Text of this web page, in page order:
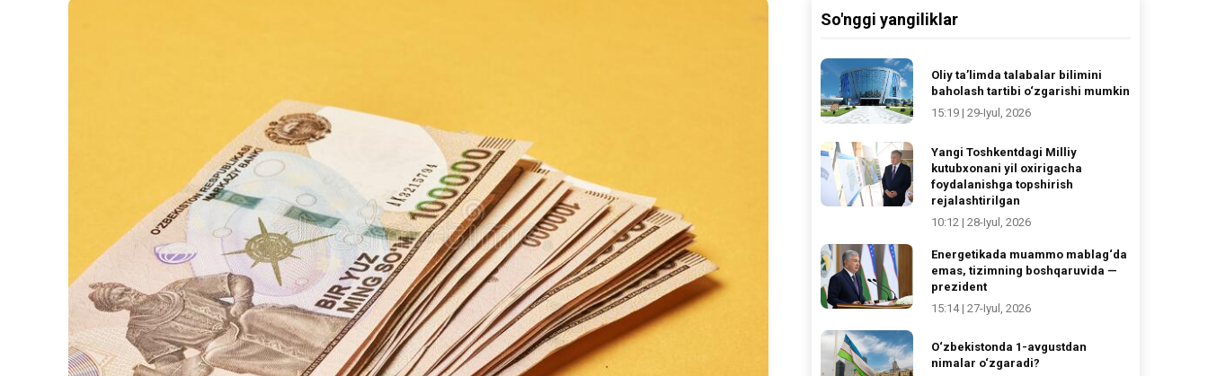
So'nggi yangiliklar
Oliy ta’limda talabalar bilimini
baholash tartibi o‘zgarishi mumkin
15:19 | 29-Iyul, 2026
Yangi Toshkentdagi Milliy
kutubxonani yil oxirigacha
foydalanishga topshirish
rejalashtirilgan
10:12 | 28-Iyul, 2026
Energetikada muammo mablag‘da
emas, tizimning boshqaruvida —
prezident
15:14 | 27-Iyul, 2026
O‘zbekistonda 1-avgustdan
nimalar o‘zgaradi?